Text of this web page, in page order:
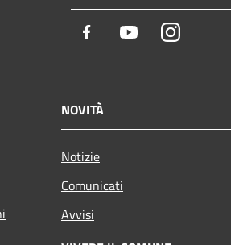
Facebook YoutubeInstagram
NOVITÀ
Notizie
Comunicati
Avvisi